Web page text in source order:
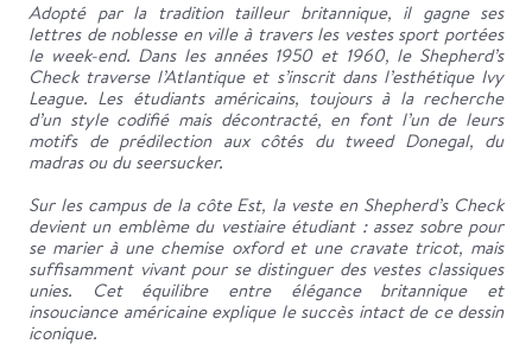
Adopté par la tradition tailleur britannique, il gagne ses
lettres de noblesse en ville à travers les vestes sport portées
le week-end. Dans les années 1950 et 1960, le Shepherd’s
Check traverse l’Atlantique et s’inscrit dans l’esthétique Ivy
League. Les étudiants américains, toujours à la recherche
d’un style codifié mais décontracté, en font l’un de leurs
motifs de prédilection aux côtés du tweed Donegal, du
madras ou du seersucker.
Sur les campus de la côte Est, la veste en Shepherd’s Check
devient un emblème du vestiaire étudiant : assez sobre pour
se marier à une chemise oxford et une cravate tricot, mais
suffisamment vivant pour se distinguer des vestes classiques
unies. Cet équilibre entre élégance britannique et
insouciance américaine explique le succès intact de ce dessin
iconique.